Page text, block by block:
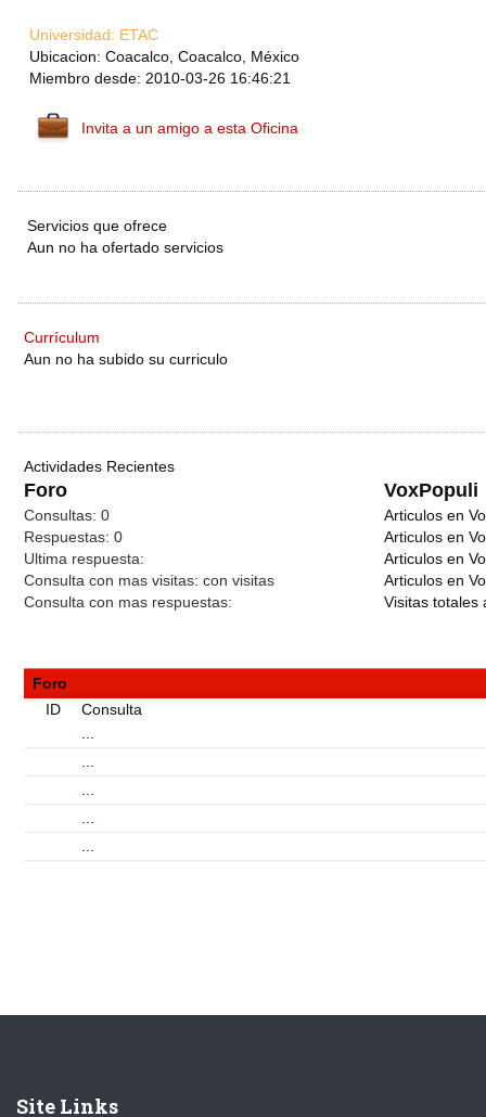
Universidad: ETAC
Ubicacion: Coacalco, Coacalco, México
Miembro desde: 2010-03-26 16:46:21
Invita a un amigo a esta Oficina
Servicios que ofrece
Aun no ha ofertado servicios
Currículum
Aun no ha subido su curriculo
Actividades Recientes
Foro VoxPopuli
Consultas: 0
Respuestas: 0
Ultima respuesta:
Consulta con mas visitas: con visitas
Consulta con mas respuestas:
Articulos en
Articulos en
Articulos en
Articulos en
Visitas totales
Foro
ID
Consulta
Site Links